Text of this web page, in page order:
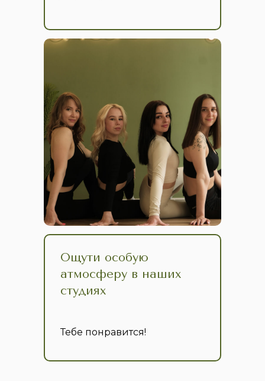
Ощути особую
атмосферу в наших
студиях
Тебе понравится!